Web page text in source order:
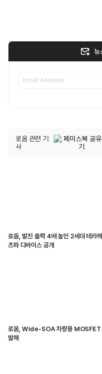
뉴
로옴 관련 기
사
로옴, 발진 출력 4배 높인 2세대 테라
츠파 디바이스 공개
로옴, Wide-SOA 차량용 MOSFET
발해